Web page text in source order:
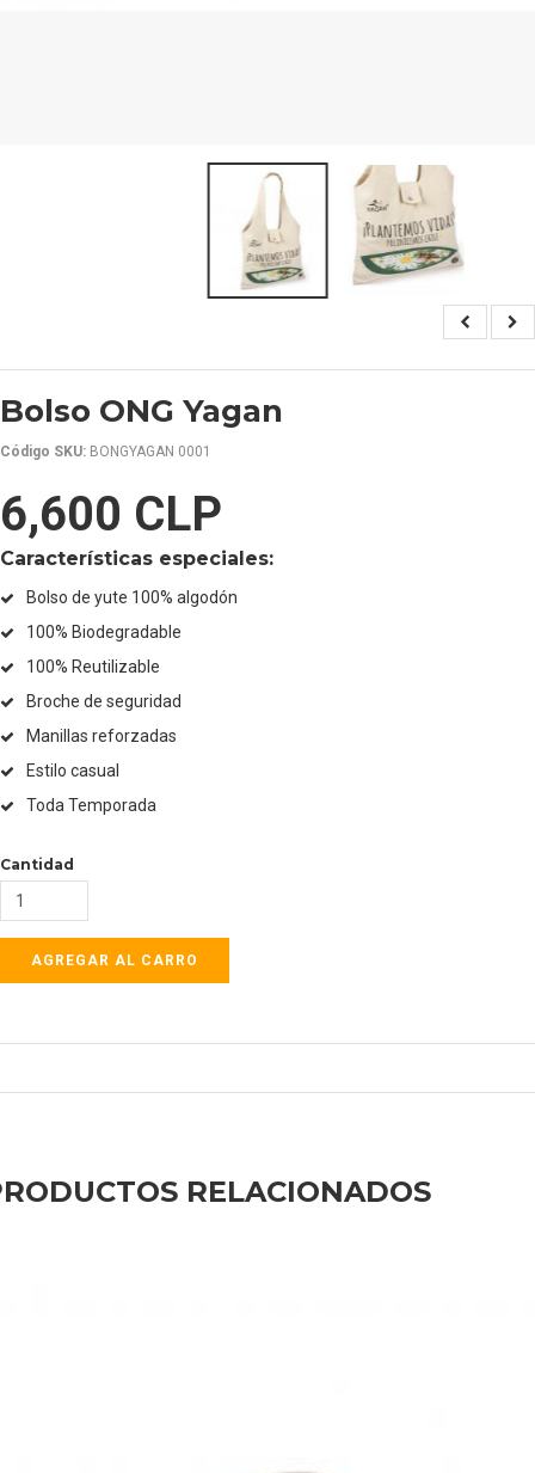
Bolso ONG Yagan
Código SKU: BONGYAGAN 0001
6,600 CLP
Características especiales:
Bolso de yute 100% algodón
100% Biodegradable
100% Reutilizable
Broche de seguridad
Manillas reforzadas
Estilo casual
Toda Temporada
Cantidad
RELACIONADOS